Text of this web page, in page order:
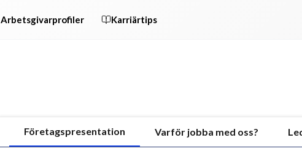
Arbetsgivarprofiler Karriärtips
Företagspresentation Varför jobba med oss?